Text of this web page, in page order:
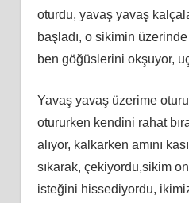
oturdu, yavaş yavaş
başladı, o sikimin
ben göğüslerini okşuyor,
Yavaş yavaş üzerime
otururken kendini rahat
alıyor, kalkarken amını
sıkarak, çekiyordu,sikim
isteğini hissediyordu,